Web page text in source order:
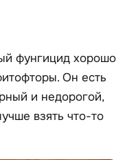
фунгицид хорошо
Он есть
и недорогой,
взять что-то